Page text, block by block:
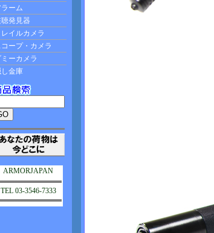
ARMORJAPAN
TEL 03-3546-7333